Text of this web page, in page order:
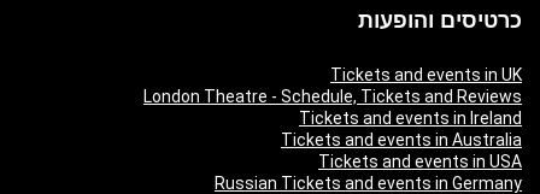
כרטיסים והופעות
Tickets and events in UK
London Theatre - Schedule, Tickets and Reviews
Tickets and events in Ireland
Tickets and events in Australia
Tickets and events in USA
Russian Tickets and events in Germany